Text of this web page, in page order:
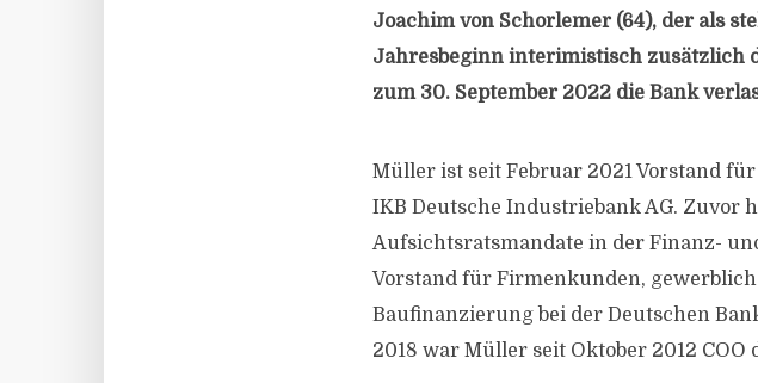
Joachim von Schorlemer (64), der als
Jahresbeginn interimistisch zusätzlich
zum 30. September 2022 die Bank
Müller ist seit Februar 2021 Vorstand
IKB Deutsche Industriebank AG. Zuvor
Aufsichtsratsmandate in der Finanz-
Vorstand für Firmenkunden,
Baufinanzierung bei der Deutschen
2018 war Müller seit Oktober 2012 COO